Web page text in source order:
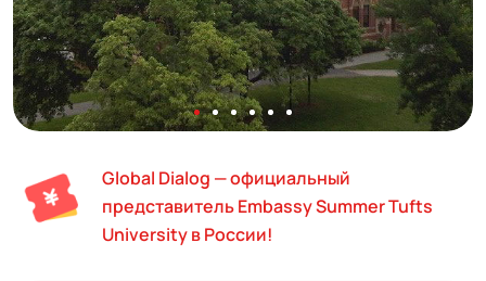
Global Dialog — официальный
представитель Embassy Summer Tufts
University в России!